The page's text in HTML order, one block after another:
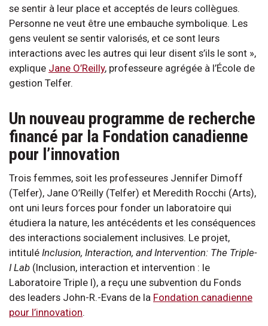
se sentir à leur place et acceptés de leurs collègues.
Personne ne veut être une embauche symbolique. Les
gens veulent se sentir valorisés, et ce sont leurs
interactions avec les autres qui leur disent s’ils le sont »,
explique Jane O’Reilly, professeure agrégée à l’École de
gestion Telfer.
Un nouveau programme de recherche
financé par la Fondation canadienne
pour l’innovation
Trois femmes, soit les professeures Jennifer Dimoff
(Telfer), Jane O’Reilly (Telfer) et Meredith Rocchi (Arts),
ont uni leurs forces pour fonder un laboratoire qui
étudiera la nature, les antécédents et les conséquences
des interactions socialement inclusives. Le projet,
intitulé Inclusion, Interaction, and Intervention: The Triple-
I Lab (Inclusion, interaction et intervention : le
Laboratoire Triple I), a reçu une subvention du Fonds
des leaders John-R.-Evans de la Fondation canadienne
pour l’innovation.